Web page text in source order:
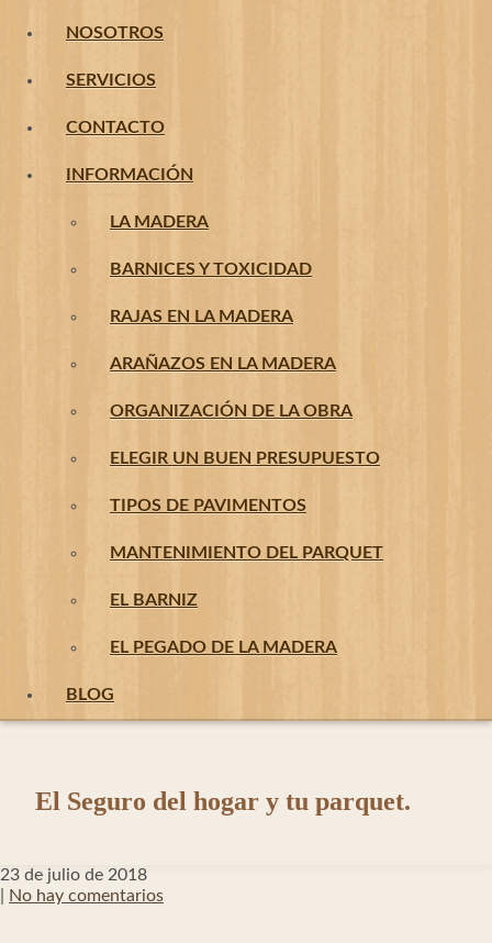
NOSOTROS
SERVICIOS
CONTACTO
INFORMACIÓN
LA MADERA
BARNICES Y TOXICIDAD
RAJAS EN LA MADERA
ARAÑAZOS EN LA MADERA
ORGANIZACIÓN DE LA OBRA
ELEGIR UN BUEN PRESUPUESTO
TIPOS DE PAVIMENTOS
MANTENIMIENTO DEL PARQUET
EL BARNIZ
EL PEGADO DE LA MADERA
BLOG
El Seguro del hogar y tu parquet.
23 de julio de 2018
No hay comentarios